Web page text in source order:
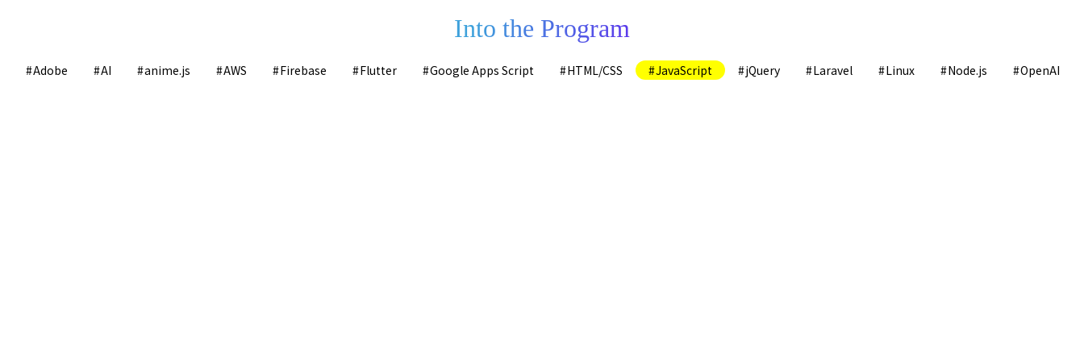
Into the Program
Adobe AI anime.js AWS Firebase Flutter Google Apps Script HTML/CSS JavaScript jQuery Laravel Linux Node.js OpenAI